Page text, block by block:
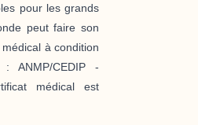
pour les grands
peut faire son
à condition
ANMP/CEDIP -
médical est